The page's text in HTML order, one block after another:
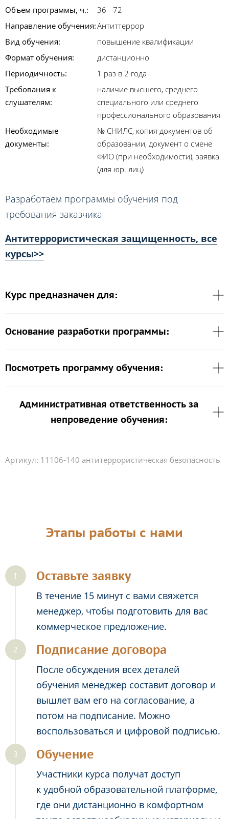
Объем программы, ч.:
36 - 72
Направление обучения:Антиттеррор
Вид обучения:
повышение квалификации
Формат обучения:
дистанционно
Периодичность:
1 раз в 2 года
Требования к
слушателям:
наличие высшего, среднего
специального или среднего
профессионального образования
Необходимые
документы:
№ СНИЛС, копия документов об
образовании, документ о смене
ФИО (при необходимости), заявка
(для юр. лиц)
Разработаем программы обучения под
требования заказчика
Антитеррористическая защищенность, все
курсы>>
Курс предназначен для:
Основание разработки программы:
Посмотреть программу обучения:
Административная ответственность за
непроведение обучения:
Артикул: 11106-140 антитеррористическая безопасность
Этапы работы с нами
Оставьте заявку
В течение 15 минут с вами свяжется
менеджер, чтобы подготовить для вас
коммерческое предложение.
Подписание договора
После обсуждения всех деталей
обучения менеджер составит договор и
вышлет вам его на согласование, а
потом на подписание. Можно
воспользоваться и цифровой подписью.
Обучение
Участники курса получат доступ
к удобной образовательной платформе,
где они дистанционно в комфортном